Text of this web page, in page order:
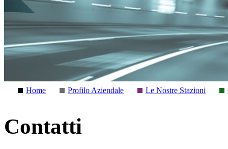
Home Profilo Aziendale Le Nostre Stazioni
Contatti